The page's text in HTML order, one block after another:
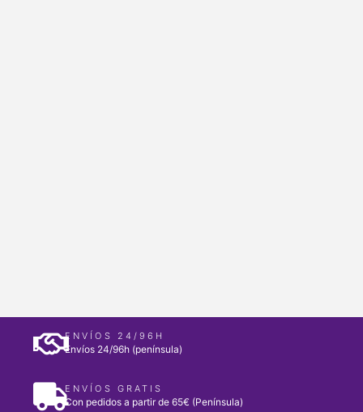
ENVÍOS 24/96H
Envíos 24/96h (península)
ENVÍOS GRATIS
Con pedidos a partir de 65€ (Península)